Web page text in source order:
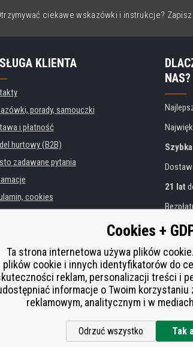
ciekawe wskazówki i instrukcje?
KLIENTA
porady, samouczki
i płatność
hurtowy (B2B)
zadawane pytania
cookies
drukarek
zastępcza
od smlouvy
NAS?
Szybka
21 lat
Złoty
Cookies +
Ta strona internetowa używa plików
plików cookie i innych identyfikatorów do
reklam, personalizacji treści i
informacje o Twoim
reklamowym, analitycznym i w
Odrzuć wszystko
Tak